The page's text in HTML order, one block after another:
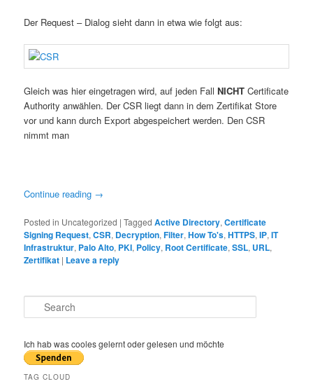
Der Request – Dialog sieht dann in etwa wie folgt aus:
Gleich was hier eingetragen wird, auf jeden FallNICHTCertificate
Authority anwählen. Der CSR liegt dann in dem Zertifikat Store
vor und kann durch Export abgespeichert werden. Den CSR
nimmt man
Continue reading →
Posted in Uncategorized |Tagged Active Directory,Certificate
Signing Request,CSR, Decryption,Filter,How To's,HTTPS,IP,IT
Infrastruktur, Palo Alto, PKI, Policy, Root Certificate,SSL, URL,
Zertifikat | Leave a reply
e
r
c
h
Ich hab was cooles gelernt oder gelesen und möchte
TAG CLOUD